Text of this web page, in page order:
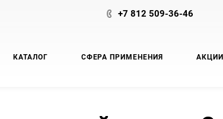
+7 812 509-36-46
КАТАЛОГ СФЕРА ПРИМЕНЕНИЯ АКЦИИ